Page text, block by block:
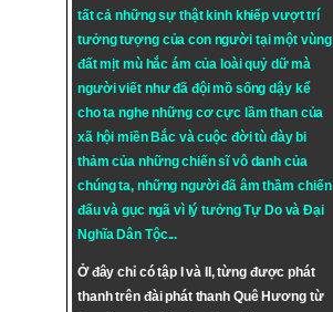
tất cả những sự thật kinh khiếp vượt trí
tưởng tượng của con người tại một vùng
đất mịt mù hắc ám của loài quỷ dữ mà
người viết như đã đội mồ sống dậy kể
cho ta nghe những cơ cực lầm than của
xã hội miền Bắc và cuộc đời tù đày bi
thảm của những chiến sĩ vô danh của
chúng ta, những người đã âm thầm chiến
đấu và gục ngã vì lý tưởngTự DovàĐại
Nghĩa Dân Tộc...
Ở đây chỉ có tập I và II, từng được phát
thanh trên đài phát thanh Quê Hương từ